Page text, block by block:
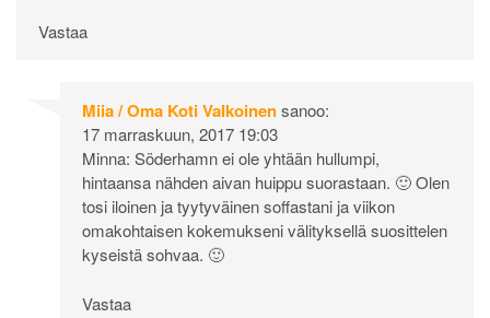
Vastaa
Miia / Oma Koti Valkoinensanoo:
17 marraskuun, 2017 19:03
Minna: Söderhamn ei ole yhtään hullumpi,
hintaansa nähden aivan huippu suorastaan. 🙂 Olen
tosi iloinen ja tyytyväinen soffastani ja viikon
omakohtaisen kokemukseni välityksellä suosittelen
kyseistä sohvaa. 🙂
Vastaa